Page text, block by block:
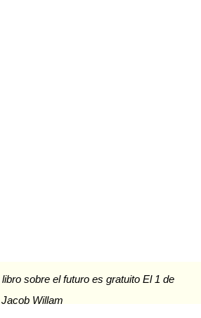
sobre el futuro es gratuito El 1 de
Willam